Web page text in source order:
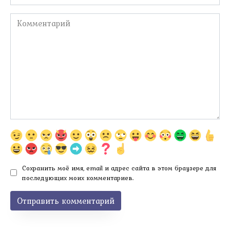
Комментарий
Сохранить моё имя, email и адрес сайта в этом браузере для
последующих моих комментариев.